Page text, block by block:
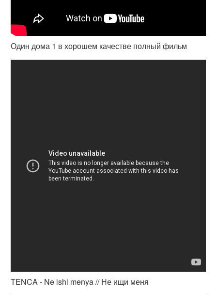
Один дома 1 в хорошем качестве полный фильм
TENCA - Ne ishi menya // Не ищи меня